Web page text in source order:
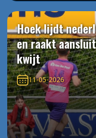
Hoek lijdt
en raakt
kwijt
11-05-2026